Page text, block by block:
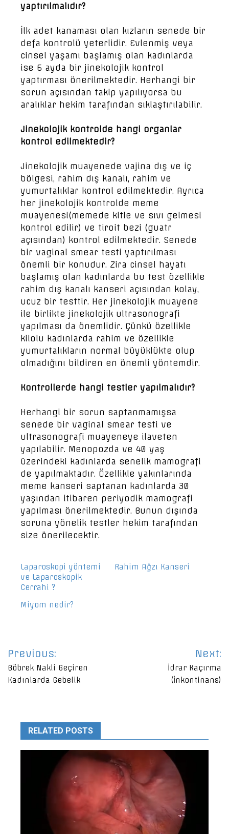
yaptırılmalıdır?
İlk adet kanaması olan kızların senede bir
defa kontrolü yeterlidir. Evlenmiş veya
cinsel yaşamı başlamış olan kadınlarda
ise 6 ayda bir jinekolojik kontrol
yaptırması önerilmektedir. Herhangi bir
sorun açısından takip yapılıyorsa bu
aralıklar hekim tarafından sıklaştırılabilir.
Jinekolojik kontrolde hangi organlar
kontrol edilmektedir?
Jinekolojik muayenede vajina dış ve iç
bölgesi, rahim dış kanalı, rahim ve
yumurtalıklar kontrol edilmektedir. Ayrıca
her jinekolojik kontrolde meme
muayenesi(memede kitle ve sıvı gelmesi
kontrol edilir) ve tiroit bezi (guatr
açısından) kontrol edilmektedir. Senede
bir vaginal smear testi yaptırılması
önemli bir konudur. Zira cinsel hayatı
başlamış olan kadınlarda bu test özellikle
rahim dış kanalı kanseri açısından kolay,
ucuz bir testtir. Her jinekolojik muayene
ile birlikte jinekolojik ultrasonografi
yapılması da önemlidir. Çünkü özellikle
kilolu kadınlarda rahim ve özellikle
yumurtalıkların normal büyüklükte olup
olmadığını bildiren en önemli yöntemdir.
Kontrollerde hangi testler yapılmalıdır?
Herhangi bir sorun saptanmamışsa
senede bir vaginal smear testi ve
ultrasonografi muayeneye ilaveten
yapılabilir. Menopozda ve 40 yaş
üzerindeki kadınlarda senelik mamografi
de yapılmaktadır. Özellikle yakınlarında
meme kanseri saptanan kadınlarda 30
yaşından itibaren periyodik mamografi
yapılması önerilmektedir. Bunun dışında
soruna yönelik testler hekim tarafından
size önerilecektir.
Laparoskopi yöntemi
ve Laparoskopik
Cerrahi ?
Rahim Ağzı Kanseri
Miyom nedir?
Yazı
gezinmesi
Previous:
Böbrek Nakli Geçiren
Kadınlarda Gebelik
Next:
İdrar Kaçırma
(İnkontinans)
RELATED POSTS